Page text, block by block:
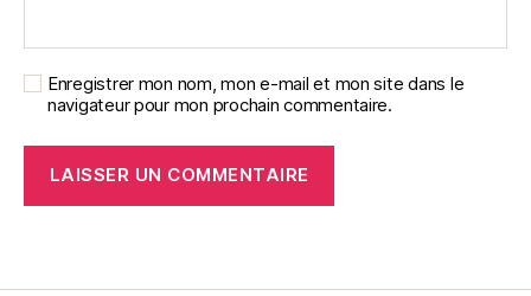
Enregistrer mon nom, mon e-mail et mon site dans le
navigateur pour mon prochain commentaire.